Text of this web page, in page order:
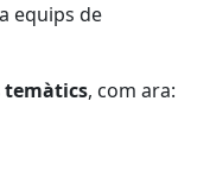
equips de
temàtics, com ara: